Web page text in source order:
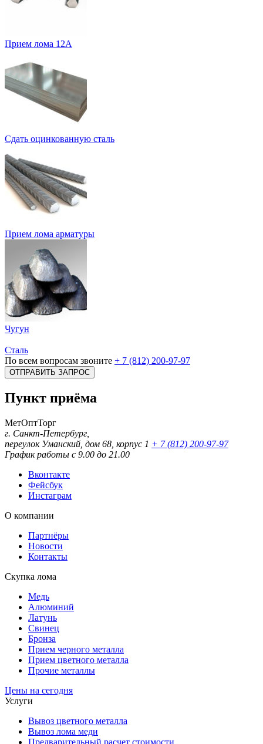
Прием лома 12А
Сдать оцинкованную сталь
Прием лома арматуры
Чугун
Сталь
По всем вопросам звоните + 7 (812) 200-97-97
ОТПРАВИТЬ ЗАПРОС
Пункт приёма
МетОптТорг
г. Санкт-Петербург,
переулок Уманский, дом 68, корпус 1 + 7 (812) 200-97-97
График работы с 9.00 до 21.00
Вконтакте
Фейсбук
Инстаграм
О компании
Партнёры
Новости
Контакты
Скупка лома
Медь
Алюминий
Латунь
Свинец
Бронза
Прием черного металла
Прием цветного металла
Прочие металлы
Цены на сегодня
Услуги
Вывоз цветного металла
Вывоз лома меди
Предварительный расчет стоимости